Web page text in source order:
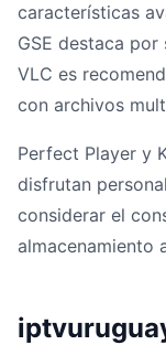
características
GSE destaca
VLC es
con archivos
Perfect Player y
disfrutan
considerar el
almacenamiento